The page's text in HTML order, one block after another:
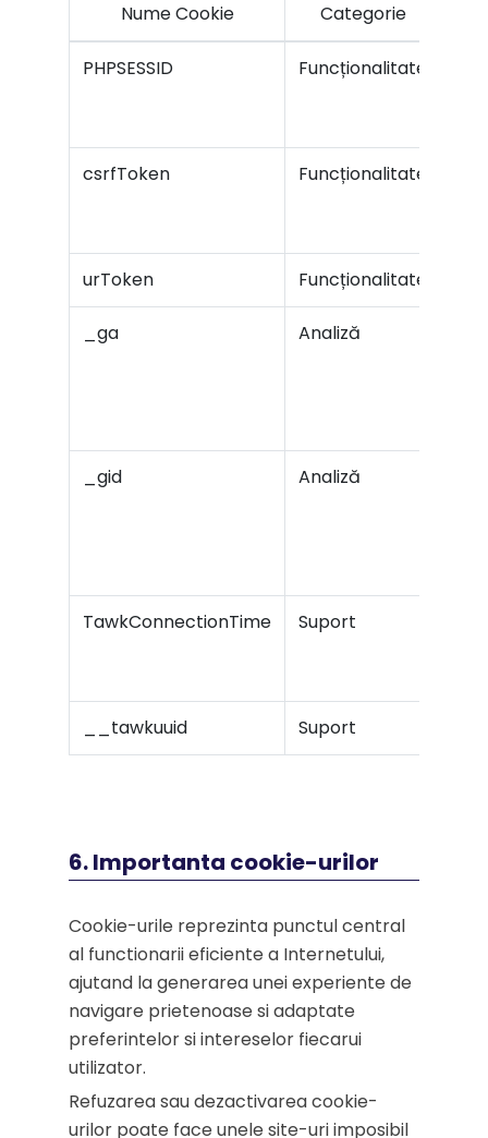
Nume Cookie
Categorie
PHPSESSID Funcționalitate
csrfToken Funcționalitate
urToken Funcționalitate
_ga
Analiză
_gid Analiză
TawkConnectionTime Suport
__tawkuuid Suport
6. Importanta cookie-urilor
Cookie-urile reprezinta punctul central
al functionarii eficiente a Internetului,
ajutand la generarea unei experiente de
navigare prietenoase si adaptate
preferintelor si intereselor fiecarui
utilizator.
Refuzarea sau dezactivarea cookie-
urilor poate face unele site-uri imposibil